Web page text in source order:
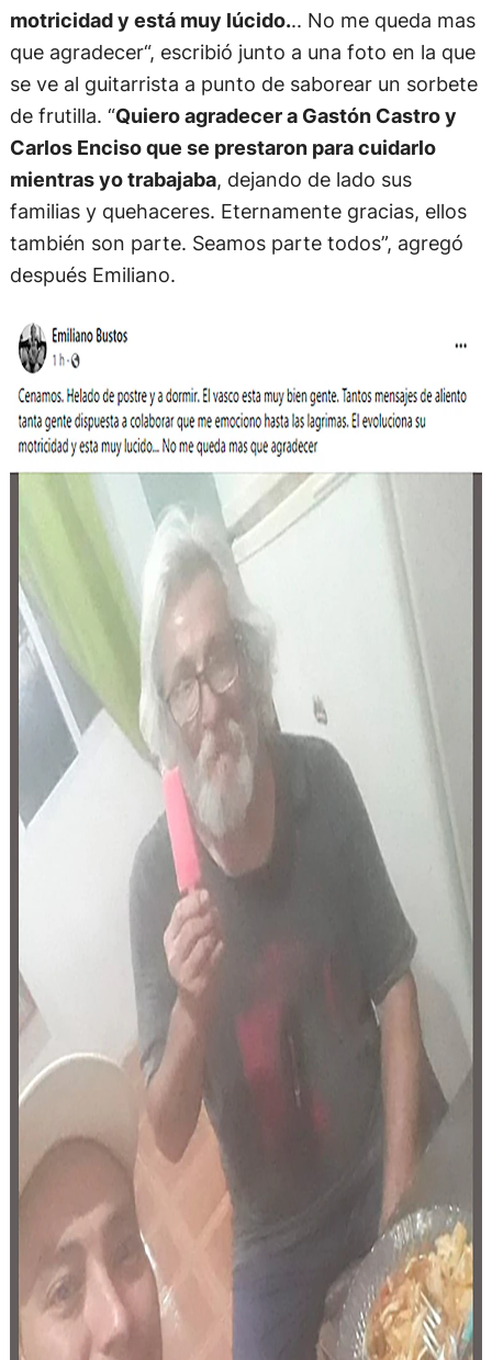
motricidad y está muy lúcido... No me queda mas
que agradecer“, escribió junto a una foto en la que
se ve al guitarrista a punto de saborear un sorbete
de frutilla. “Quiero agradecer a Gastón Castro y
Carlos Enciso que se prestaron para cuidarlo
mientras yo trabajaba, dejando de lado sus
familias y quehaceres. Eternamente gracias, ellos
también son parte. Seamos parte todos”, agregó
después Emiliano.